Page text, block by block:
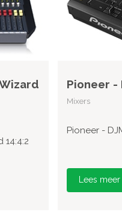
14:4:2
Pioneer -
Mixers
Pioneer -
Lees meer